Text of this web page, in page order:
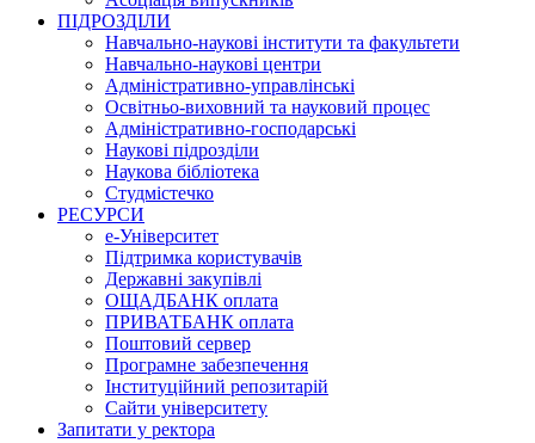
ПІДРОЗДІЛИ
Навчально-наукові інститути та факультети
Навчально-наукові центри
Адміністративно-управлінські
Освітньо-виховний та науковий процес
Адміністративно-господарські
Наукові підрозділи
Наукова бібліотека
Студмістечко
РЕСУРСИ
е-Університет
Підтримка користувачів
Державні закупівлі
ОЩАДБАНК оплата
ПРИВАТБАНК оплата
Поштовий сервер
Програмне забезпечення
Інституційний репозитарій
Сайти університету
Запитати у ректора